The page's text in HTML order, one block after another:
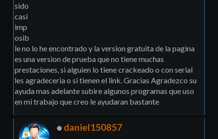
sido
casi
imp
osib
le no lo he encontrado y la version gratuita de la pagina
es una version de prueba que no tiene muchas
prestaciones, si alguien lo tiene crackeado o con serial
les agradeceria o si tienen el link. Gracias Agradezco su
ayuda mas adelante subire algunos programas que uso
en mi trabajo que creo le ayudaran bastante
daniel150857